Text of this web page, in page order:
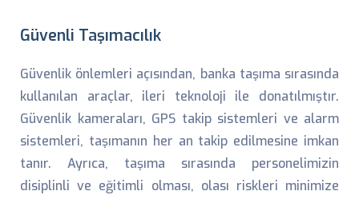
Güvenli Taşımacılık
Güvenlik önlemleri açısından, banka taşıma sırasında
kullanılan araçlar, ileri teknoloji ile donatılmıştır.
Güvenlik kameraları, GPS takip sistemleri ve alarm
sistemleri, taşımanın her an takip edilmesine imkan
tanır. Ayrıca, taşıma sırasında personelimizin
disiplinli ve eğitimli olması, olası riskleri minimize